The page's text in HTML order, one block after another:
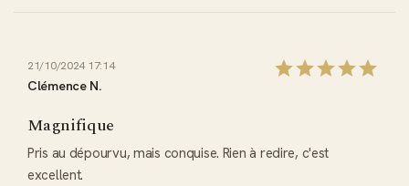
21/10/2024 17:14
Clémence N.
Magnifique
Pris au dépourvu, mais conquise. Rien à redire, c'est
excellent.